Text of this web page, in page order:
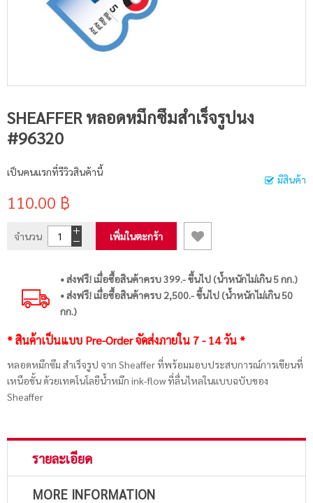
SHEAFFER หลอดหมึกซึมสำเร็จรูปนง
#96320
มีสินค้า
เป็นคนแรกที่รีวิวสินค้านี้
110.00 ฿
จำนวน เพิ่มในตะกร้า
• ส่งฟรี! เมื่อซื้อสินค้าครบ 399.- ขึ้นไป (น้ำหนักไม่เกิน 5 กก.)
• ส่งฟรี! เมื่อซื้อสินค้าครบ 2,500.- ขึ้นไป (น้ำหนักไม่เกิน 50
กก.)
* สินค้าเป็นแบบ Pre-Order จัดส่งภายใน 7 - 14 วัน *
หลอดหมึกซึม สำเร็จรูป จาก Sheaffer ที่พร้อมมอบประสบการณ์การเขียนที่
เหนือขั้น ด้วยเทคโนโลยีน้ำหมึก ink-flow ที่ลื่นไหลในแบบฉบับของ
Sheaffer
รายละเอียด
MORE INFORMATION